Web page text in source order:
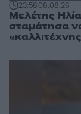
23:5808.08.26
Μελέτης
σταμάτησα